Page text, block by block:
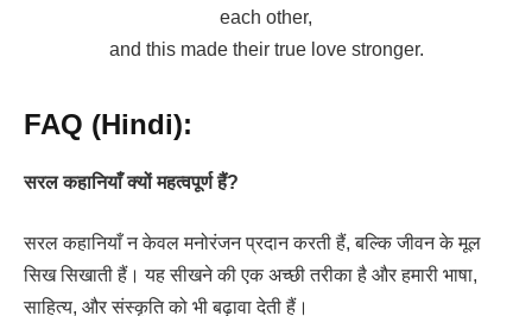
each other,
and this made their true love stronger.
FAQ (Hindi):
सरल कहानियाँ क्यों महत्वपूर्ण हैं?
सरल कहानियाँ न केवल मनोरंजन प्रदान करती हैं, बल्कि जीवन के मूल
सिख सिखाती हैं। यह सीखने की एक अच्छी तरीका है और हमारी भाषा,
साहित्य, और संस्कृति को भी बढ़ावा देती हैं।